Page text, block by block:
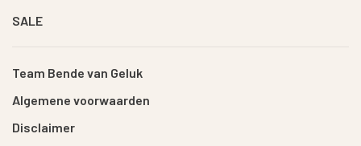
SALE
Team Bende van Geluk
Algemene voorwaarden
Disclaimer